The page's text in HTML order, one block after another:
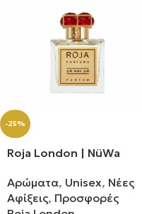
-25%
Roja London | NüWa
Αρώματα, Unisex, Νέες
Αφίξεις, Προσφορές